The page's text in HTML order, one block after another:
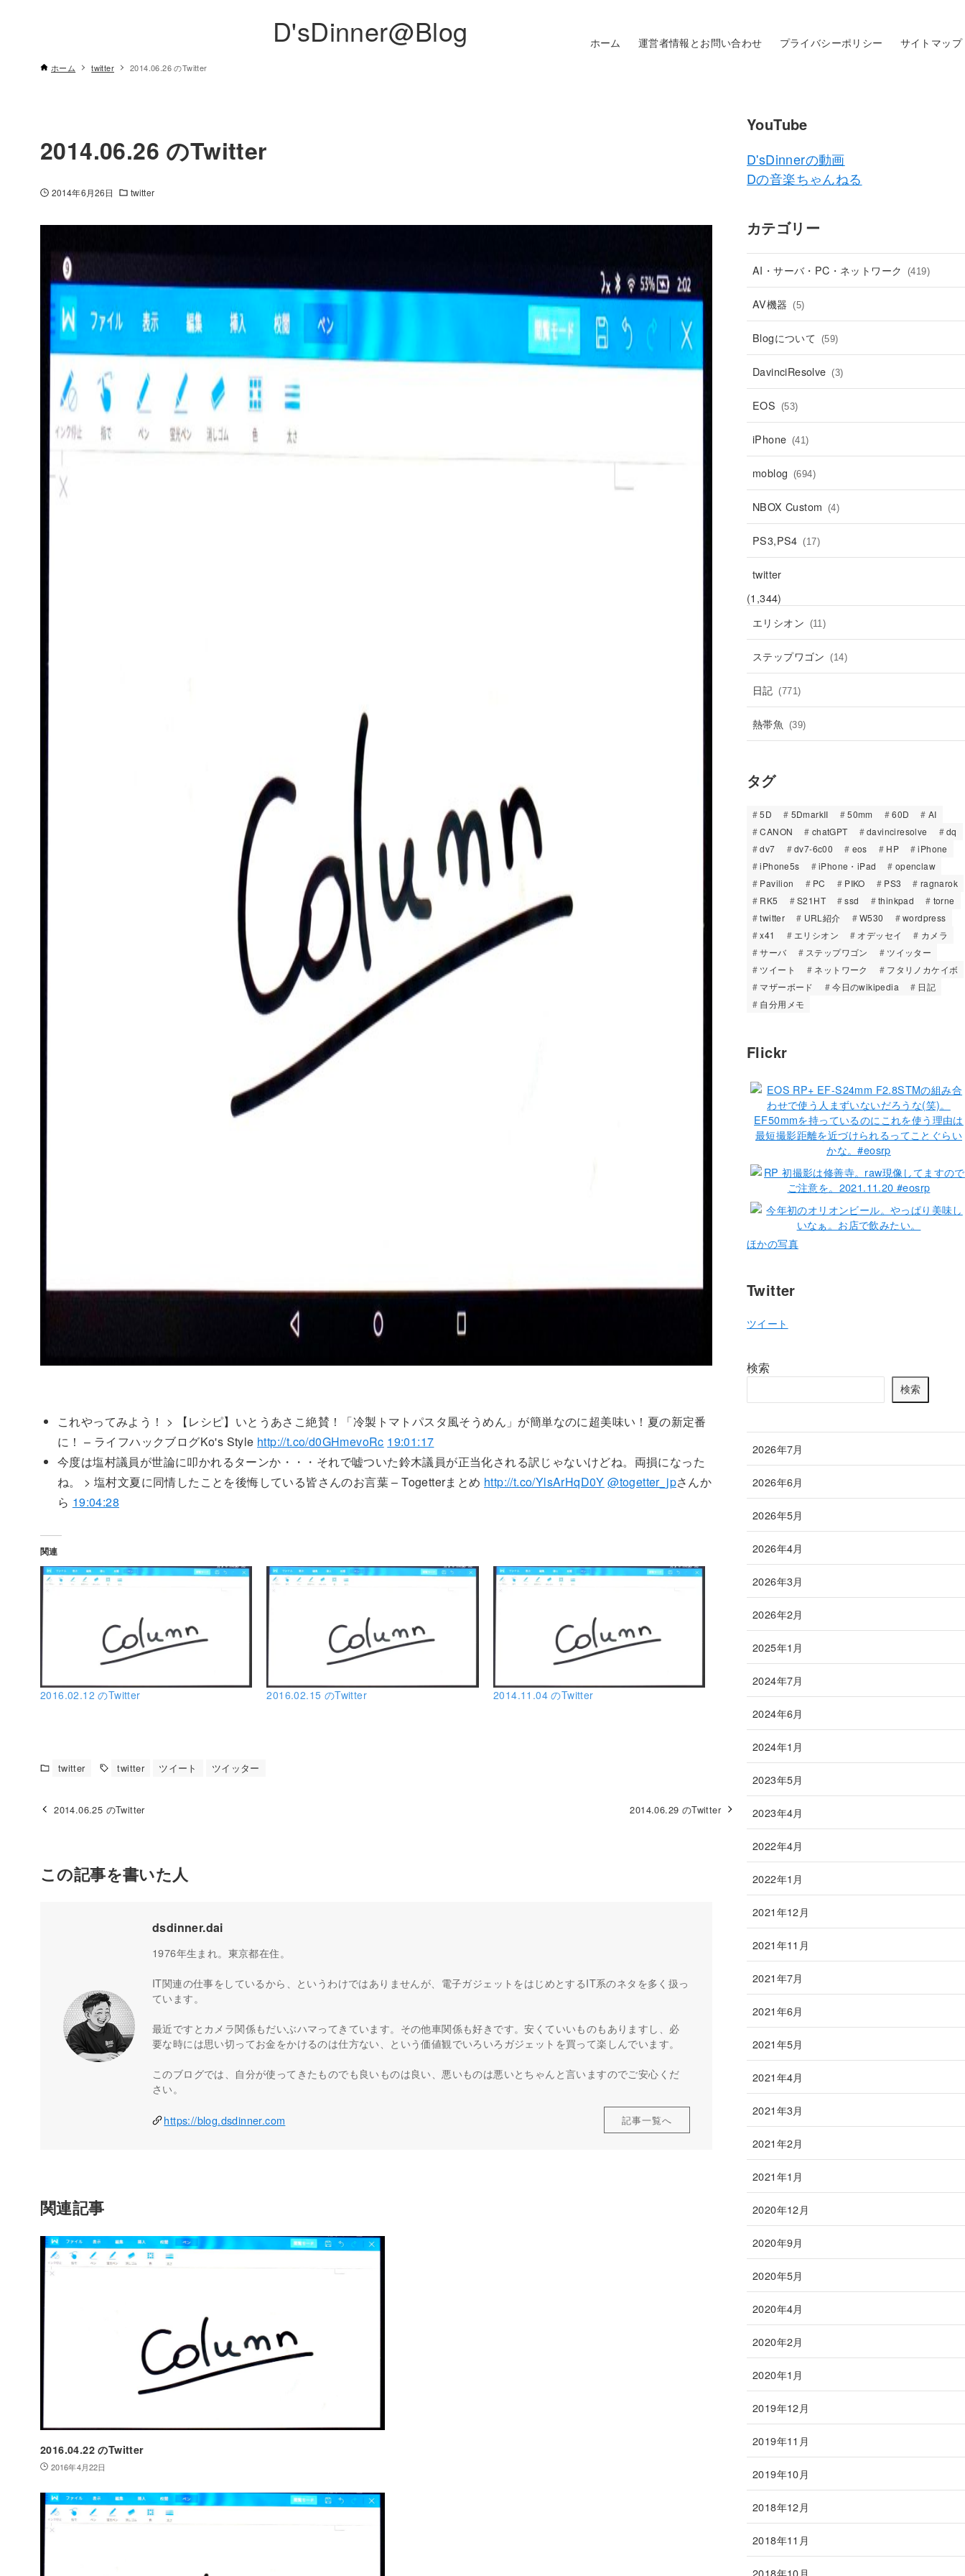
D'sDinner@Blog ホーム 運営者情報とお問い合わせ プライバシーポリシー サイトマップ
ホーム twitter 2014.06.26 のTwitter
2014.06.26 のTwitter
2014年6月26日 twitter
これやってみよう！ > 【レシピ】いとうあさこ絶賛！「冷製トマトパスタ風そうめん」が簡単なのに超美味い！夏の新定番
に！ – ライフハックブログKo's Style http://t.co/d0GHmevoRc 19:01:17
今度は塩村議員が世論に叩かれるターンか・・・それで嘘ついた鈴木議員が正当化される訳じゃないけどね。両損になった
ね。 > 塩村文夏に同情したことを後悔している皆さんのお言葉 – Togetterまとめ http://t.co/YlsArHqD0Y @togetter_jpさんか
ら 19:04:28
関連
2016.02.12 のTwitter 2016.02.15 のTwitter 2014.11.04 のTwitter
twitter twitter ツイート ツイッター
2014.06.25 のTwitter 2014.06.29 のTwitter
この記事を書いた人
dsdinner.dai
1976年生まれ。東京都在住。
IT関連の仕事をしているから、というわけではありませんが、電子ガジェットをはじめとするIT系のネタを多く扱っ
ています。
最近ですとカメラ関係もだいぶハマってきています。その他車関係も好きです。安くていいものもありますし、必
要な時には思い切ってお金をかけるのは仕方ない、という価値観でいろいろガジェットを買って楽しんでいます。
このブログでは、自分が使ってきたものでも良いものは良い、悪いものは悪いとちゃんと言いますのでご安心くだ
さい。
https://blog.dsdinner.com 記事一覧へ
関連記事
2016.04.22 のTwitter
2016年4月22日
YouTube
D'sDinnerの動画
Dの音楽ちゃんねる
カテゴリー
AI・サーバ・PC・ネットワーク (419)
AV機器 (5)
Blogについて (59)
DavinciResolve (3)
EOS (53)
iPhone (41)
moblog (694)
NBOX Custom (4)
PS3,PS4 (17)
twitter
(1,344)
エリシオン (11)
ステップワゴン (14)
日記 (771)
熱帯魚 (39)
タグ
5D 5DmarkII 50mm 60D
AI
CANON
chatGPT davinciresolve
dq
dv7
dv7-6c00 eos HP
iPhone
iPhone5s
iPhone・iPad
openclaw
Pavilion
PC PIKO PS3
ragnarok
RK5
S21HT ssd thinkpad
torne
twitter
URL紹介 W530
wordpress
x41
エリシオン オデッセイ
カメラ
サーバ
ステップワゴン
ツイッター
ツイート
ネットワーク
フタリノカケイボ
マザーボード
今日のwikipedia
日記
自分用メモ
Flickr
ほかの写真
Twitter
ツイート
検索
検索
2026年7月
2026年6月
2026年5月
2026年4月
2026年3月
2026年2月
2025年1月
2024年7月
2024年6月
2024年1月
2023年5月
2023年4月
2022年4月
2022年1月
2021年12月
2021年11月
2021年7月
2021年6月
2021年5月
2021年4月
2021年3月
2021年2月
2021年1月
2020年12月
2020年9月
2020年5月
2020年4月
2020年2月
2020年1月
2019年12月
2019年11月
2019年10月
2018年12月
2018年11月
2018年10月